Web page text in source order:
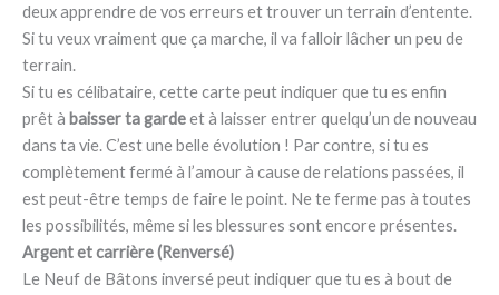
deux apprendre de vos erreurs et trouver un terrain d’entente.
Si tu veux vraiment que ça marche, il va falloir lâcher un peu de
terrain.
Si tu es célibataire, cette carte peut indiquer que tu es enfin
prêt à baisser ta gardeet à laisser entrer quelqu’un de nouveau
dans ta vie. C’est une belle évolution ! Par contre, si tu es
complètement fermé à l’amour à cause de relations passées, il
est peut-être temps de faire le point. Ne te ferme pas à toutes
les possibilités, même si les blessures sont encore présentes.
Argent et carrière (Renversé)
Le Neuf de Bâtons inversé peut indiquer que tu es à bout de